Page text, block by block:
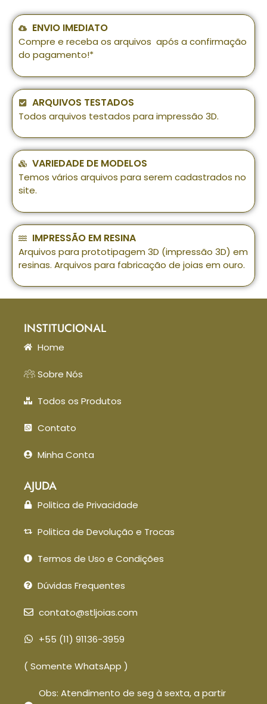
ENVIO IMEDIATO
Compre e receba os arquivos após a confirmação
do pagamento!*
ARQUIVOS TESTADOS
Todos arquivos testados para impressão 3D.
VARIEDADE DE MODELOS
Temos vários arquivos para serem cadastrados no
site.
IMPRESSÃO EM RESINA
Arquivos para prototipagem 3D (impressão 3D) em
resinas. Arquivos para fabricação de joias em ouro.
INSTITUCIONAL
Home
Sobre Nós
Todos os Produtos
Contato
Minha Conta
AJUDA
Politica de Privacidade
Politica de Devolução e Trocas
Termos de Uso e Condições
Dúvidas Frequentes
contato@stljoias.com
+55 (11) 91136-3959
( Somente WhatsApp )
Obs: Atendimento de seg à sexta, a partir